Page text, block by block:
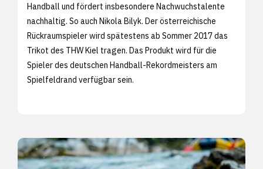
Handball und fördert insbesondere Nachwuchstalente
nachhaltig. So auch Nikola Bilyk. Der österreichische
Rückraumspieler wird spätestens ab Sommer 2017 das
Trikot des THW Kiel tragen. Das Produkt wird für die
Spieler des deutschen Handball-Rekordmeisters am
Spielfeldrand verfügbar sein.